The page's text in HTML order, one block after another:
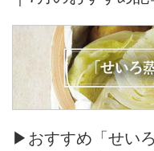
▶おすすめ「せい